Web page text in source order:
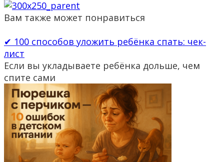
Вам также может понравиться
✔ 100 способов уложить ребёнка спать: чек-
лист
Если вы укладываете ребёнка дольше, чем
спите сами